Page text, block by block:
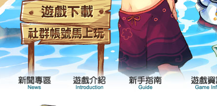
新聞專區 遊戲介紹
遊
社